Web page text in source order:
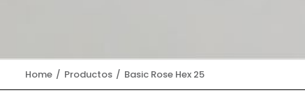
Home Productos Basic Rose Hex 25